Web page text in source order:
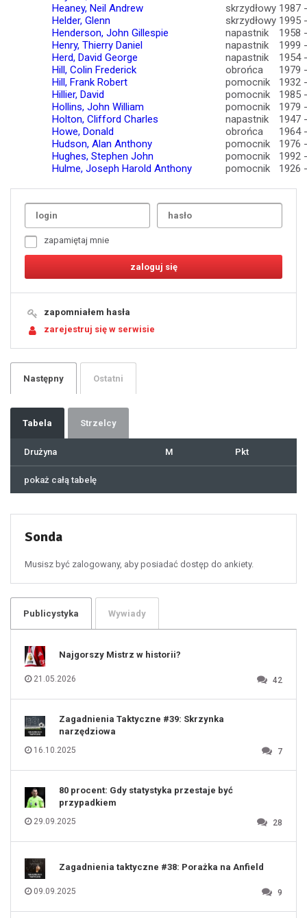
Heaney, Neil Andrew
skrzydłowy 1987
Helder, Glenn
skrzydłowy 1995
Henderson, John Gillespie
napastnik
1958
Henry, Thierry Daniel
napastnik
1999
Herd, David George
napastnik
1954
Hill, Colin Frederick
obrońca
1979
Hill, Frank Robert
pomocnik
1932
Hillier, David
pomocnik
1985
Hollins, John William
pomocnik
1979
Holton, Clifford Charles
napastnik
1947
Howe, Donald
obrońca
1964
Hudson, Alan Anthony
pomocnik
1976
Hughes, Stephen John
pomocnik
1992
Hulme, Joseph Harold Anthony
pomocnik 1926
zapamiętaj mnie
zapomniałem hasła
zarejestruj się w serwisie
Następny Ostatni
Tabela Strzelcy
Drużyna M Pkt
pokaż całą tabelę
Sonda
Musisz być zalogowany, aby posiadać dostęp do ankiety.
Publicystyka Wywiady
Najgorszy Mistrz w historii?
21.05.2026 42
Zagadnienia Taktyczne #39: Skrzynka
narzędziowa
16.10.2025 7
80 procent: Gdy statystyka przestaje być
przypadkiem
29.09.2025 28
Zagadnienia taktyczne #38: Porażka na Anfield
09.09.2025 9